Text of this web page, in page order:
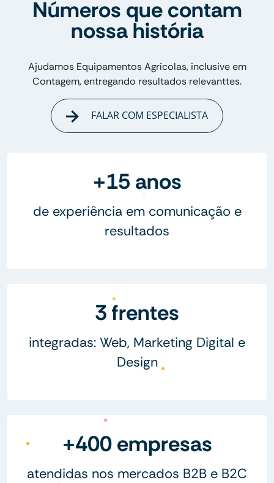
Números que contam
nossa história
Ajudamos Equipamentos Agrícolas, inclusive em
Contagem, entregando resultados relevanttes.
FALAR COM ESPECIALISTA
+15 anos
de experiência em comunicação e
resultados
3 frentes
integradas: Web, Marketing Digital e
Design
+400 empresas
atendidas nos mercados B2B e B2C